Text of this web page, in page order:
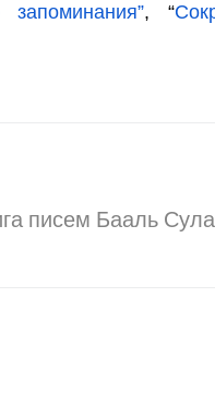
запоминания”, “
писем Бааль